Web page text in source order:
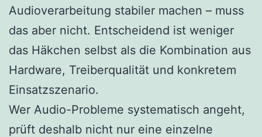
Audioverarbeitung stabiler machen – muss
das aber nicht. Entscheidend ist weniger
das Häkchen selbst als die Kombination aus
Hardware, Treiberqualität und konkretem
Einsatzszenario.
Wer Audio-Probleme systematisch angeht,
prüft deshalb nicht nur eine einzelne